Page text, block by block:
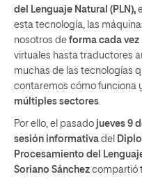
del Lenguaje Natural (PLN),
esta tecnología, las
nosotros de forma cada vez
virtuales hasta traductores
muchas de las tecnologías
contaremos cómo funciona
múltiples sectores.
Por ello, el pasado jueves 9
sesión informativa del
Procesamiento del
Soriano Sánchez compartió